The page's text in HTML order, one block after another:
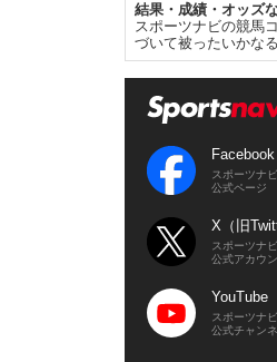
結果・成績・オッズ
スポーツナビの競馬
づいて被ったいかな
Facebook
スポーツナビ
公式ページ
X（旧
スポーツナビ
公式アカウ
YouTube
スポーツナビ
公式チャン